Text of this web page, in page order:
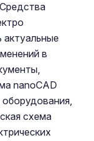
актуальные
в
nanoCAD
схема